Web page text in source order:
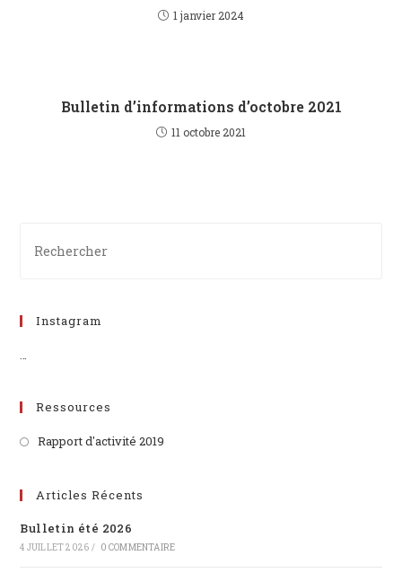
1 janvier 2024
Bulletin d’informations d’octobre 2021
11 octobre 2021
Instagram
…
Ressources
Rapport d'activité 2019
Articles Récents
Bulletin été 2026
4 JUILLET 2026 / 0 COMMENTAIRE